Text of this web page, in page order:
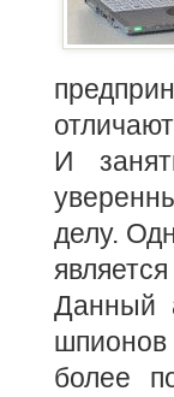
И
делу.
Данный
более